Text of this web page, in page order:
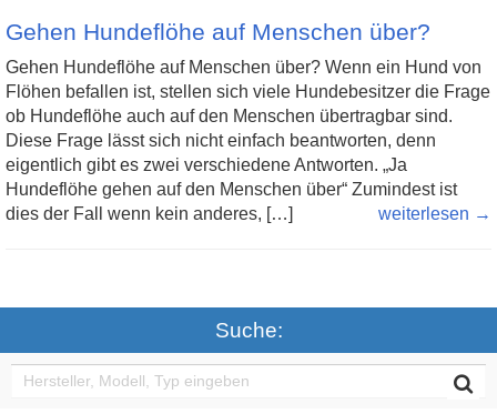
Gehen Hundeflöhe auf Menschen über?
Gehen Hundeflöhe auf Menschen über? Wenn ein Hund von
Flöhen befallen ist, stellen sich viele Hundebesitzer die Frage
ob Hundeflöhe auch auf den Menschen übertragbar sind.
Diese Frage lässt sich nicht einfach beantworten, denn
eigentlich gibt es zwei verschiedene Antworten. „Ja
Hundeflöhe gehen auf den Menschen über“ Zumindest ist
dies der Fall wenn kein anderes, […]
weiterlesen →
Suche: